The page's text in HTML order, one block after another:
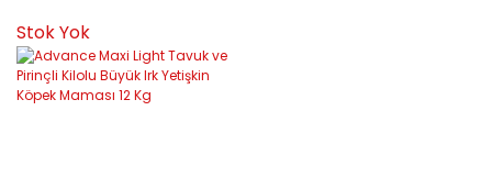
Stok Yok